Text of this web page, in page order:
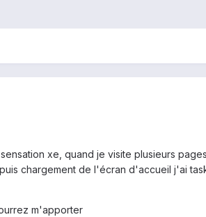
xe, quand je visite plusieurs
chargement de l'écran d'accueil j'ai
m'apporter